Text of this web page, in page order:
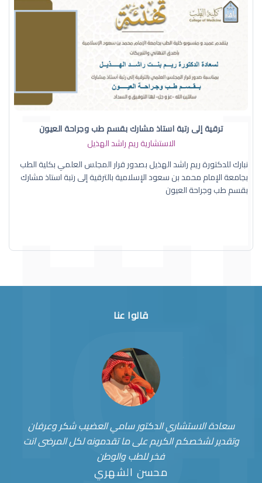
ترقية إلى رتبة استاذ مشارك بقسم طب وجراحة العيون
الاستشارية ريم راشد الهذيل
نبارك للدكتورة ريم راشد الهذيل بصدور قرار المجلس العلمي بكلية الطب
بجامعة الإمام محمد بن سعود الإسلامية بالترقية إلى رتبة استاذ مشارك
بقسم طب وجراحة العيون
قالوا عنا
سعادة الاستشاري الدكتور سامي العضيب شكر وعرفان
وتقدير لشخصكم الكريم على ما تقدمونه لكل المرضى انت
فخر للطب والوطن
محسن الشهري